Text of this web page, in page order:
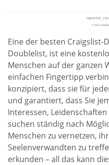
Eine der besten Craigslist-
Doublelist, ist eine
Menschen auf der ganzen
einfachen Fingertipp
konzipiert, dass sie für
und garantiert, dass Sie
Interessen,
suchen ständig nach
Menschen zu vernetzen,
Seelenverwandten zu
erkunden – all das kann